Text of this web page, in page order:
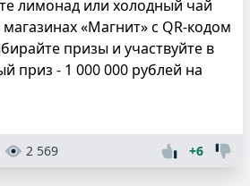
лимонад или холодный чай
«Магнит» с QR-кодом
призы и участвуйте в
приз - 1 000 000 рублей на
2 569 +6